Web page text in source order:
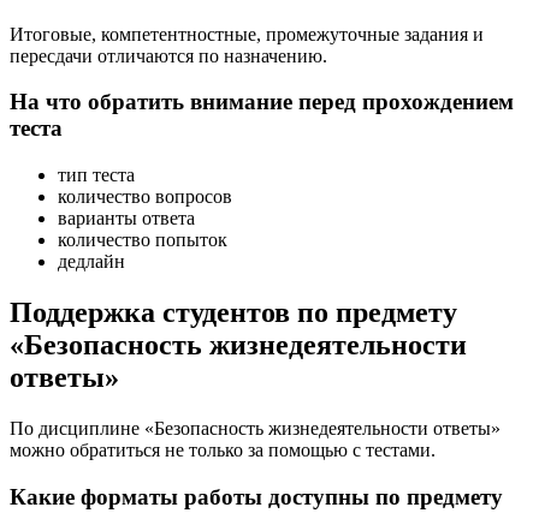
Итоговые, компетентностные, промежуточные задания и
пересдачи отличаются по назначению.
На что обратить внимание перед прохождением
теста
тип теста
количество вопросов
варианты ответа
количество попыток
дедлайн
Поддержка студентов по предмету
«Безопасность жизнедеятельности
ответы»
По дисциплине «Безопасность жизнедеятельности ответы»
можно обратиться не только за помощью с тестами.
Какие форматы работы доступны по предмету